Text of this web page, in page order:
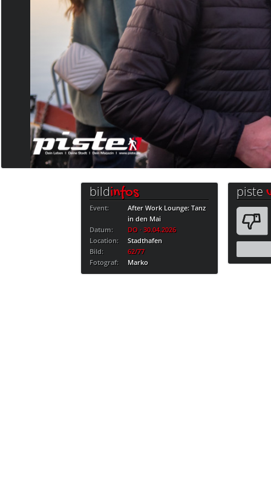
bildinfos
Event:
After Work Lounge: Tanz
in den Mai
Datum:
DO · 30.04.2026
Location:
Stadthafen
Bild:
62/77
Fotograf:
Marko
piste